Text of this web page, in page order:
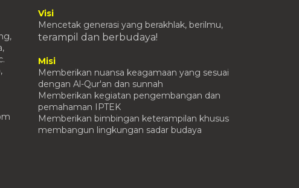
Visi
Mencetak generasi yang berakhlak, berilmu,
terampil dan berbudaya!
Misi
Memberikan nuansa keagamaan yang sesuai
dengan Al-Qur'an dan sunnah
Memberikan kegiatan pengembangan dan
pemahaman IPTEK
Memberikan bimbingan keterampilan khusus
membangun lingkungan sadar budaya